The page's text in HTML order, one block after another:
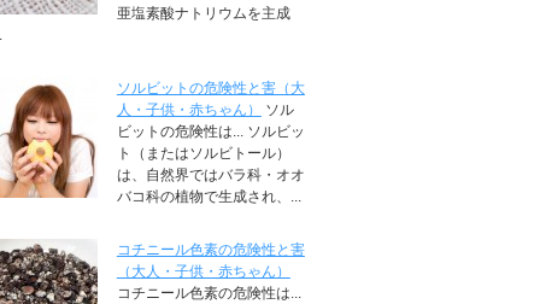
亜塩素酸ナトリウムを主成
ソルビットの危険性と害（大
人・子供・赤ちゃん）
ソル
ビットの危険性は... ソルビッ
ト（またはソルビトール）
は、自然界ではバラ科・オオ
バコ科の植物で生成され、...
コチニール色素の危険性と害
（大人・子供・赤ちゃん）
コチニール色素の危険性は...